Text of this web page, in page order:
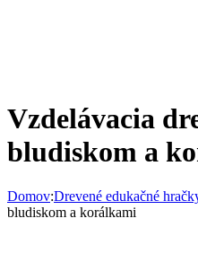
Vzdelávacia
bludiskom a
Domov:Drevené edukačné
bludiskom a korálkami